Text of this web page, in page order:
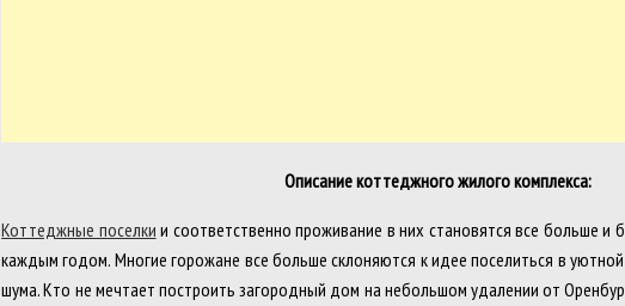
Описание коттеджного жилого комплекса:
Коттеджные поселки и соответственно проживание в них становятся все больше и
каждым годом. Многие горожане все больше склоняются к идее поселиться в
шума. Кто не мечтает построить загородный дом на небольшом удалении от